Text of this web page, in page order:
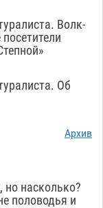
Волк-
Об
Архив
насколько?
половодья и